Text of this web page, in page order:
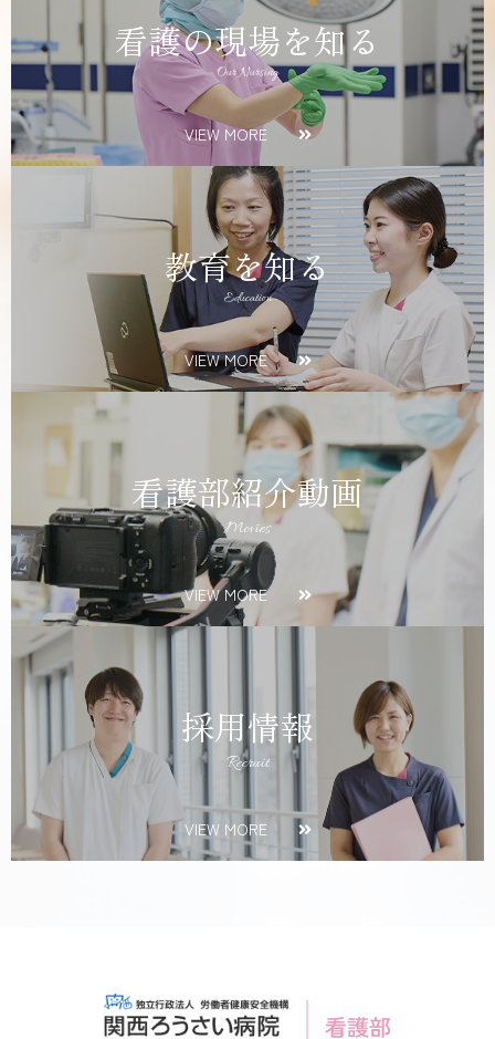
看護の現場を知る
Our Nursing
VIEW MORE
教育を知る
Education
VIEW MORE
看護部紹介動画
Movies
VIEW MORE
採用情報
Recruit
VIEW MORE